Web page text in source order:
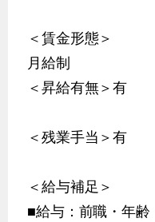
＜賃金形態＞
月給制
＜昇給有無＞有
＜残業手当＞有
＜給与補足＞
■給与：前職・年齢